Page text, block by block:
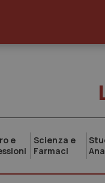
e
Scienza e
Farmaci